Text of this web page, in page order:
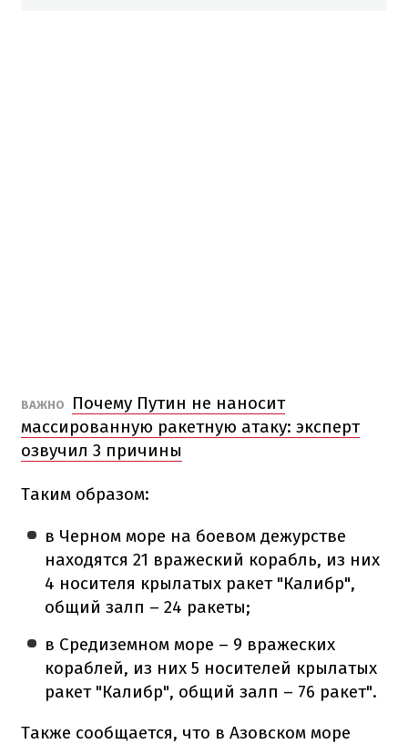
ВАЖНО
Почему Путин не наносит
массированную ракетную атаку: эксперт
озвучил 3 причины
Таким образом:
в Черном море на боевом дежурстве
находятся 21 вражеский корабль, из них
4 носителя крылатых ракет "Калибр",
общий залп – 24 ракеты;
в Средиземном море – 9 вражеских
кораблей, из них 5 носителей крылатых
ракет "Калибр", общий залп – 76 ракет".
Также сообщается, что в Азовском море